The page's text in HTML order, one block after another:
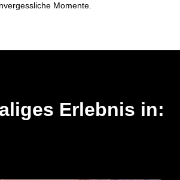
Momente.
Erlebnis in: